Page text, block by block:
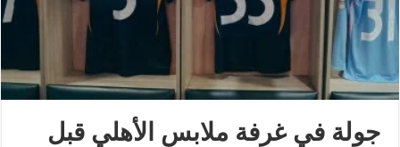
جولة في غرفة ملابس الأهلي قبل